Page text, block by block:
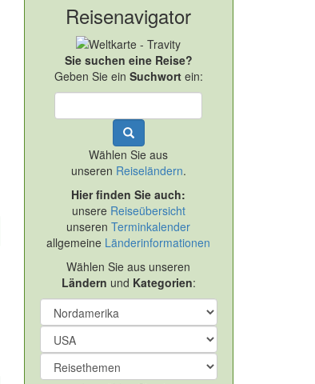
Reisenavigator
Sie suchen eine Reise?
Geben Sie ein Suchwortein:
Wählen Sie aus
unseren Reiseländern.
Hier finden Sie auch:
unsere Reiseübersicht
unserenTerminkalender
allgemeine Länderinformationen
Wählen Sie aus unseren
Ländern und Kategorien: